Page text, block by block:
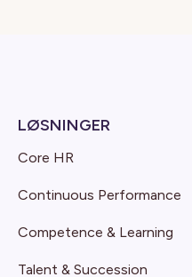
LØSNINGER
Core HR
Continuous Performance
Competence & Learning
Talent & Succession